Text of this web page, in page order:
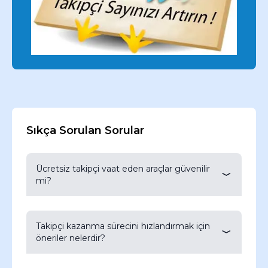
Sıkça Sorulan Sorular
Ücretsiz takipçi vaat eden araçlar güvenilir
mi?
Çoğu ücretsiz takipçi aracı, hesap güvenliğinizi
riske atabilir ve Twitter’ın kurallarını ihlal edebilir.
Bu tür yöntemlerden kaçınılmalı ve organik
Takipçi kazanma sürecini hızlandırmak için
öneriler nelerdir?